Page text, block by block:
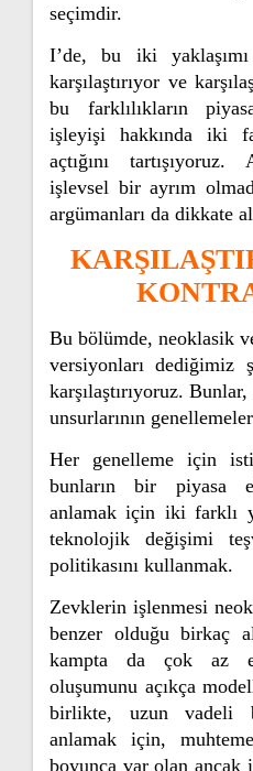
seçimdir.
I’de, bu iki
karşılaştırıyor ve
bu farklılıkların
işleyişi hakkında iki
açtığını
işlevsel bir ayrım
argümanları da dikkate
Bu bölümde, neoklasik
versiyonları dediğimiz
karşılaştırıyoruz.
unsurlarının
Her genelleme için
bunların bir piyasa
anlamak için iki farklı
teknolojik değişimi
politikasını kullanmak.
Zevklerin işlenmesi
benzer olduğu birkaç
kampta da çok az
oluşumunu açıkça
birlikte, uzun vadeli
anlamak için,
boyunca var olan